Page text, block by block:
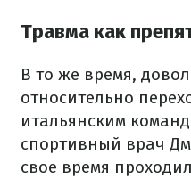
Травма как
В то же время,
относительно
итальянским
спортивный врач
свое время